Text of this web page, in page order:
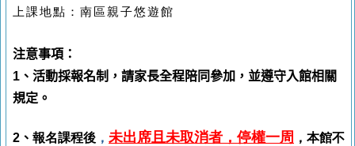
上課地點： 南區親子悠遊館
注意事項：
1 、活動採報名制，請家長全程陪同參加，並遵守入館相關
規定。
2 、 報名課程後 ， 未出席且未取消者 ，停權一周 ，本館不